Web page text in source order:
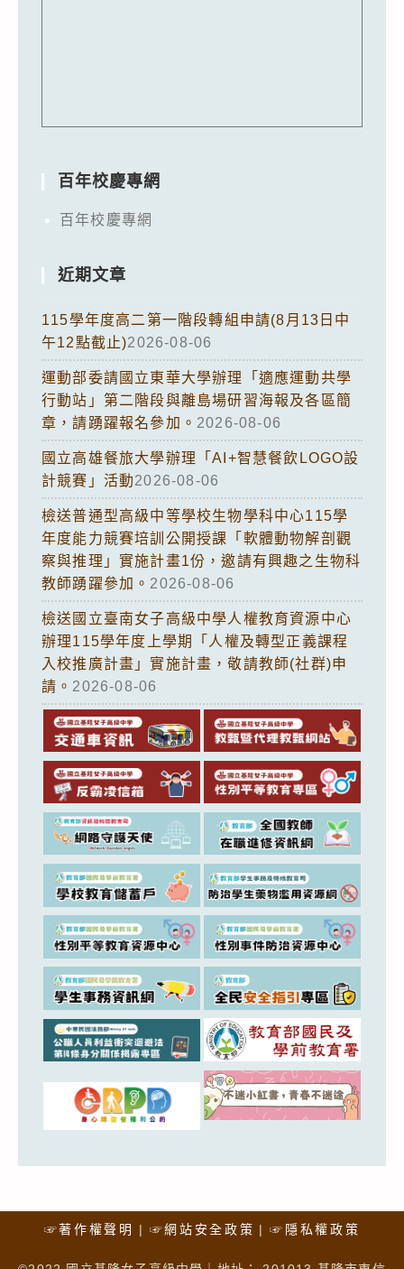
百年校慶專網
百年校慶專網
近期文章
115學年度高二第一階段轉組申請(8月13日中
午12點截止)2026-08-06
運動部委請國立東華大學辦理「適應運動共學
行動站」第二階段與離島場研習海報及各區簡
章，請踴躍報名參加。 2026-08-06
國立高雄餐旅大學辦理「AI+智慧餐飲LOGO設
計競賽」活動2026-08-06
檢送普通型高級中等學校生物學科中心115學
年度能力競賽培訓公開授課「軟體動物解剖觀
察與推理」實施計畫1份，邀請有興趣之生物科
教師踴躍參加。 2026-08-06
檢送國立臺南女子高級中學人權教育資源中心
辦理115學年度上學期「人權及轉型正義課程
入校推廣計畫」實施計畫，敬請教師(社群)申
請。 2026-08-06
☞著作權聲明 ☞網站安全政策 ☞隱私權政策